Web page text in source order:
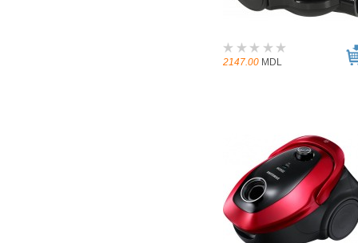
2147.00 MDL